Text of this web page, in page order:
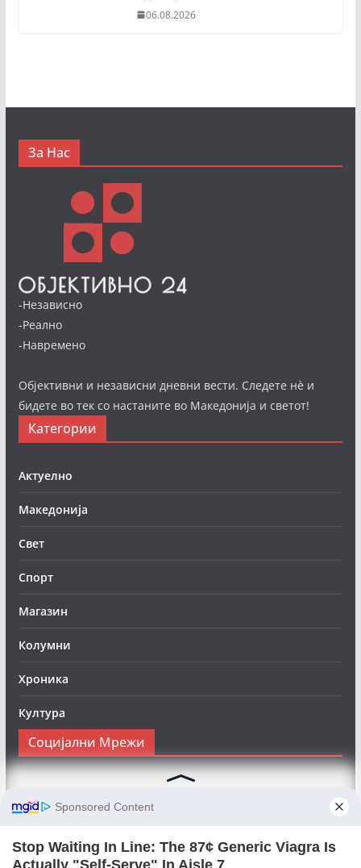
06.08.2026
За Нас
-Независно
-Реално
-Навремено
Објективни и независни дневни вести. Следете нè и
бидете во тек со настаните во Македонија и светот!
Категории
Актуелно
Македонија
Свет
Спорт
Магазин
Колумни
Хроника
Култура
Социјални Мрежи
Следете нè на Фејсбук за да сте во тек со најновите